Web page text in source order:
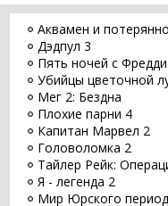
Аквамен и
Дэдпул 3
Пять ночей с Фредди
Убийцы цветочной
Мег 2: Бездна
Плохие парни 4
Капитан Марвел 2
Головоломка 2
Тайлер Рейк:
Я - легенда 2
Мир Юрского